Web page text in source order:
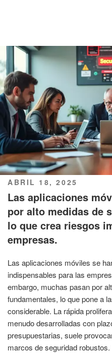
PUBLICADO
EL
ABRIL 18, 2025
Las aplicaciones
por alto medidas de
lo que crea riesgos
empresas.
Las aplicaciones móviles se
indispensables para las
embargo, muchas pasan por
fundamentales, lo que pone a
considerable. La rápida
menudo desarrolladas con
presupuestarias, suele
marcos de seguridad